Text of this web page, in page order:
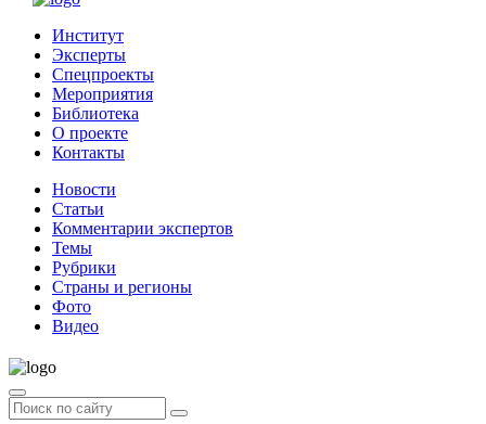
Институт
Эксперты
Спецпроекты
Мероприятия
Библиотека
О проекте
Контакты
Новости
Статьи
Комментарии экспертов
Темы
Рубрики
Страны и регионы
Фото
Видео